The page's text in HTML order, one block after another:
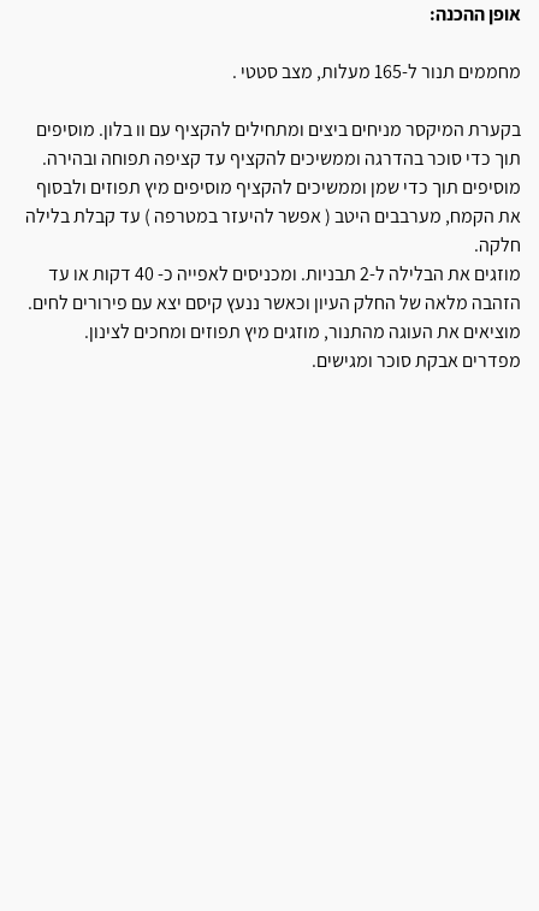
אופן ההכנה:
מחממים תנור ל-165 מעלות, מצב סטטי .
בקערת המיקסר מניחים ביצים ומתחילים להקציף עם וו בלון. מוסיפים
תוך כדי סוכר בהדרגה וממשיכים להקציף עד קציפה תפוחה ובהירה.
מוסיפים תוך כדי שמן וממשיכים להקציף מוסיפים מיץ תפוזים ולבסוף
את הקמח, מערבבים היטב ( אפשר להיעזר במטרפה ) עד קבלת בלילה
חלקה.
מוזגים את הבלילה ל-2 תבניות. ומכניסים לאפייה כ- 40 דקות או עד
הזהבה מלאה של החלק העיון וכאשר ננעץ קיסם יצא עם פירורים לחים.
מוציאים את העוגה מהתנור, מוזגים מיץ תפוזים ומחכים לצינון.
מפדרים אבקת סוכר ומגישים.